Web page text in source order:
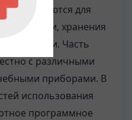
для
хранения
Часть
с различными
приборами. В
использования
программное